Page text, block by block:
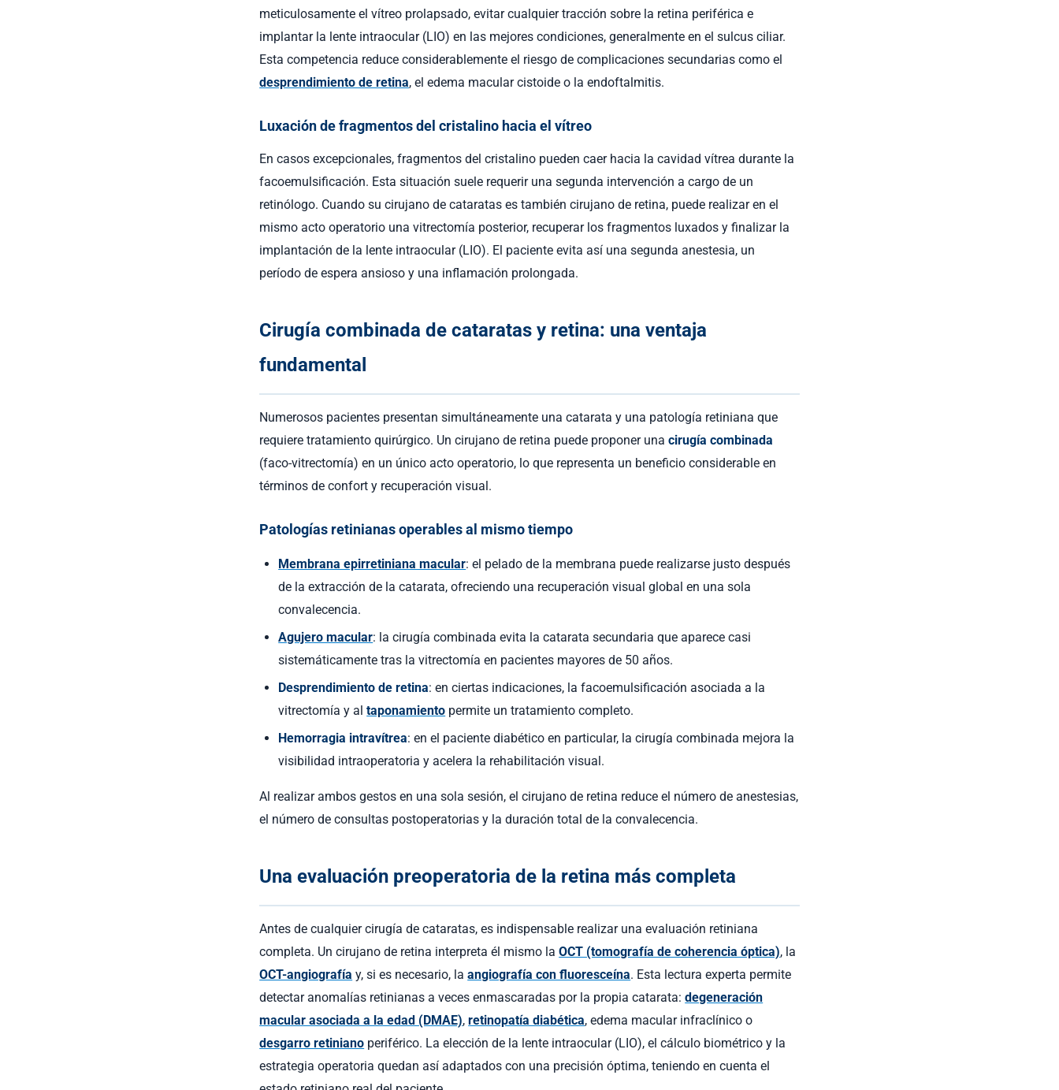
meticulosamente el vítreo prolapsado, evitar cualquier tracción sobre la retina periférica e
implantar la lente intraocular (LIO) en las mejores condiciones, generalmente en el sulcus ciliar.
Esta competencia reduce considerablemente el riesgo de complicaciones secundarias como el
desprendimiento de retina, el edema macular cistoide o la endoftalmitis.
Luxación de fragmentos del cristalino hacia el vítreo
En casos excepcionales, fragmentos del cristalino pueden caer hacia la cavidad vítrea durante la
facoemulsificación. Esta situación suele requerir una segunda intervención a cargo de un
retinólogo. Cuando su cirujano de cataratas es también cirujano de retina, puede realizar en el
mismo acto operatorio una vitrectomía posterior, recuperar los fragmentos luxados y finalizar la
implantación de la lente intraocular (LIO). El paciente evita así una segunda anestesia, un
período de espera ansioso y una inflamación prolongada.
Cirugía combinada de cataratas y retina: una ventaja
fundamental
Numerosos pacientes presentan simultáneamente una catarata y una patología retiniana que
requiere tratamiento quirúrgico. Un cirujano de retina puede proponer unacirugía combinada
(faco-vitrectomía) en un único acto operatorio, lo que representa un beneficio considerable en
términos de confort y recuperación visual.
Patologías retinianas operables al mismo tiempo
Membrana epirretiniana macular: el pelado de la membrana puede realizarse justo después
de la extracción de la catarata, ofreciendo una recuperación visual global en una sola
convalecencia.
Agujero macular: la cirugía combinada evita la catarata secundaria que aparece casi
sistemáticamente tras la vitrectomía en pacientes mayores de 50 años.
Desprendimiento de retina: en ciertas indicaciones, la facoemulsificación asociada a la
vitrectomía y altaponamiento permite un tratamiento completo.
Hemorragia intravítrea: en el paciente diabético en particular, la cirugía combinada mejora la
visibilidad intraoperatoria y acelera la rehabilitación visual.
Al realizar ambos gestos en una sola sesión, el cirujano de retina reduce el número de anestesias,
el número de consultas postoperatorias y la duración total de la convalecencia.
Una evaluación preoperatoria de la retina más completa
Antes de cualquier cirugía de cataratas, es indispensable realizar una evaluación retiniana
completa. Un cirujano de retina interpreta él mismo laOCT (tomografía de coherencia óptica), la
OCT-angiografía y, si es necesario, laangiografía con fluoresceína. Esta lectura experta permite
detectar anomalías retinianas a veces enmascaradas por la propia catarata:degeneración
macular asociada a la edad (DMAE),retinopatía diabética, edema macular infraclínico o
desgarro retiniano periférico. La elección de la lente intraocular (LIO), el cálculo biométrico y la
estrategia operatoria quedan así adaptados con una precisión óptima, teniendo en cuenta el